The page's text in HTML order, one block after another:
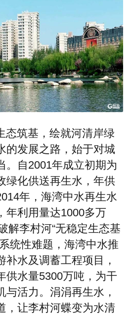
态筑基，绘就河清岸绿
的发展之路，始于对城
。自2001年成立初期为
绿化供送再生水，年供
年，海湾中水再生水
年利用量达1000多万
解李村河“无稳定生态基
统性难题，海湾中水推
补水及调蓄工程项目，
供水量5300万吨，为干
与活力。涓涓再生水，
，让李村河蝶变为水清